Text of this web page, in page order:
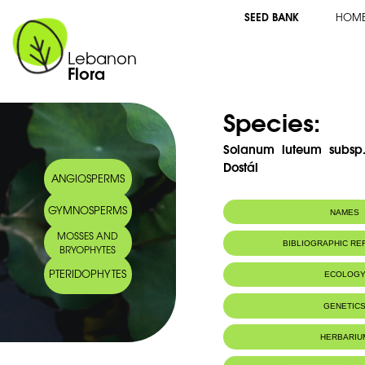
Lebanon
Flora
SEED BANK
ANGIOSPERMS
GYMNOSPERMS
MOSSES AND
BRYOPHYTES
PTERIDOPHYTES
Species:
Solanum luteum
Dostál
NAMES
Common name: Morelle jaune
Arabic name: حيصل اصفر
BIBLIOGRAPHIC
ECOLOGY
Terrains à